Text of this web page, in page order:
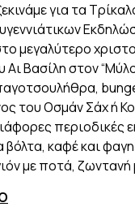
για τα
μεγαλύτερο
Βασίλη στον
του Οσμάν Σάχ ή
περιοδικές
καφέ και
με ποτά, ζωντανή